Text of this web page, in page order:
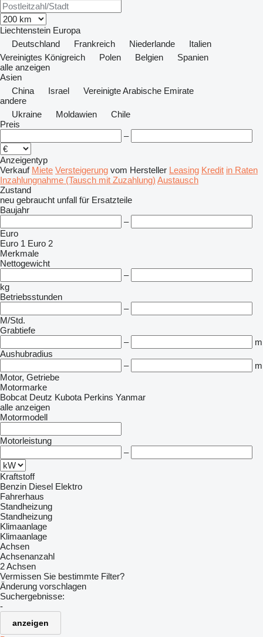
Liechtenstein Europa
Deutschland
Frankreich Niederlande
Italien
Vereinigtes Königreich
Polen Belgien
Spanien
alle anzeigen
Asien
China
Israel
Vereinigte Arabische Emirate
andere
Ukraine
Moldawien
Chile
Preis
–
Anzeigentyp
Verkauf Miete Versteigerung vom Hersteller Leasing Kredit in Raten
Inzahlungnahme (Tausch mit Zuzahlung) Austausch
Zustand
neu gebraucht unfall für Ersatzteile
Baujahr
–
Euro
Euro 1 Euro 2
Merkmale
Nettogewicht
–
kg
Betriebsstunden
–
M/Std.
Grabtiefe
–
m
Aushubradius
–
m
Motor, Getriebe
Motormarke
Bobcat Deutz Kubota Perkins Yanmar
alle anzeigen
Motormodell
Motorleistung
–
Kraftstoff
Benzin Diesel Elektro
Fahrerhaus
Standheizung
Standheizung
Klimaanlage
Klimaanlage
Achsen
Achsenanzahl
2 Achsen
Vermissen Sie bestimmte Filter?
Änderung vorschlagen
Suchergebnisse:
-
anzeigen